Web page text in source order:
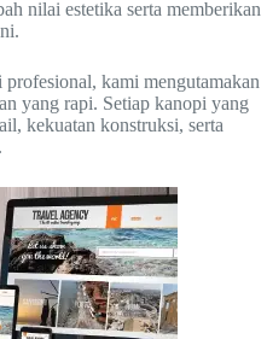
nilai estetika serta memberikan
kami mengutamakan
yang rapi. Setiap kanopi yang
kekuatan konstruksi, serta